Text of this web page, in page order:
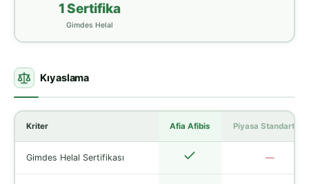
1 Sertifika
Gimdes Helal
Kıyaslama
Kriter Afia Afibis Piyasa Standartları
Gimdes Helal Sertifikası —